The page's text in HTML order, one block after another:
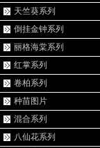
天竺葵系列
倒挂金钟系列
丽格海棠系列
红掌系列
卷柏系列
种苗图片
混合系列
八仙花系列